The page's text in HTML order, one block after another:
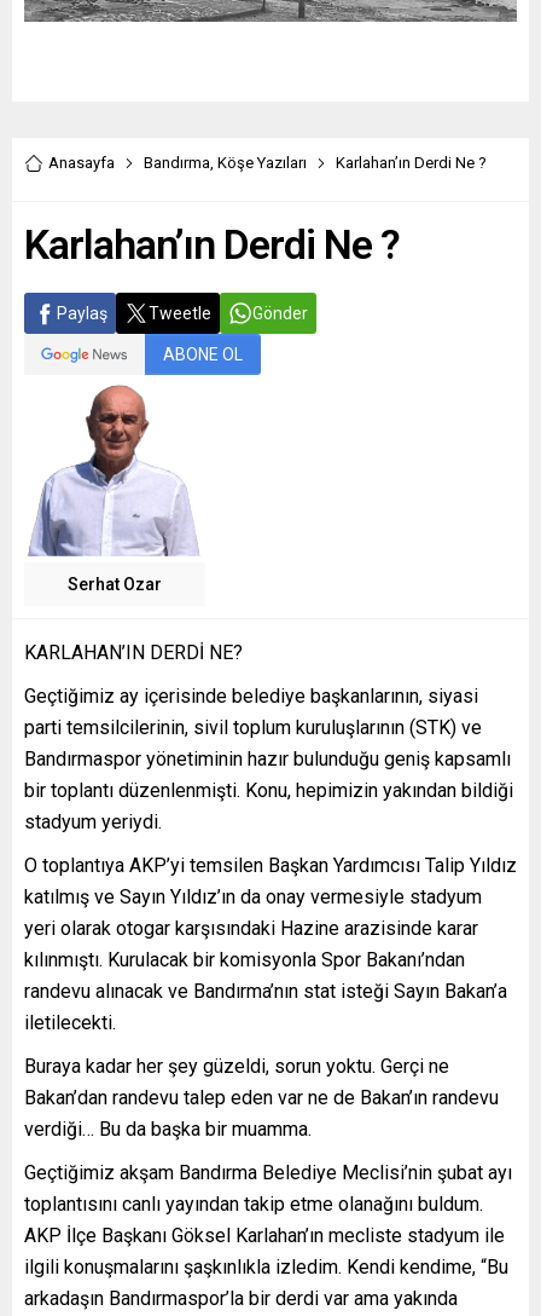
Anasayfa Bandırma, Köşe Yazıları Karlahan’ın Derdi Ne ?
Karlahan’ın Derdi Ne ?
Paylaş Tweetle Gönder
ABONE OL
Serhat Ozar
KARLAHAN’IN DERDİ NE?
Geçtiğimiz ay içerisinde belediye başkanlarının, siyasi
parti temsilcilerinin, sivil toplum kuruluşlarının (STK) ve
Bandırmaspor yönetiminin hazır bulunduğu geniş kapsamlı
bir toplantı düzenlenmişti. Konu, hepimizin yakından bildiği
stadyum yeriydi.
O toplantıya AKP’yi temsilen Başkan Yardımcısı Talip Yıldız
katılmış ve Sayın Yıldız’ın da onay vermesiyle stadyum
yeri olarak otogar karşısındaki Hazine arazisinde karar
kılınmıştı. Kurulacak bir komisyonla Spor Bakanı’ndan
randevu alınacak ve Bandırma’nın stat isteği Sayın Bakan’a
iletilecekti.
Buraya kadar her şey güzeldi, sorun yoktu. Gerçi ne
Bakan’dan randevu talep eden var ne de Bakan’ın randevu
verdiği… Bu da başka bir muamma.
Geçtiğimiz akşam Bandırma Belediye Meclisi’nin şubat ayı
toplantısını canlı yayından takip etme olanağını buldum.
AKP İlçe Başkanı Göksel Karlahan’ın mecliste stadyum ile
ilgili konuşmalarını şaşkınlıkla izledim. Kendi kendime, “Bu
arkadaşın Bandırmaspor’la bir derdi var ama yakında